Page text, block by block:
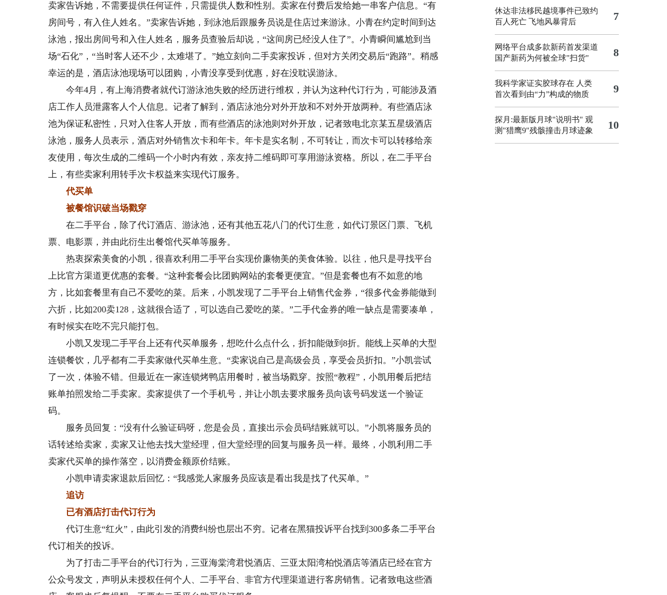
卖家告诉她，不需要提供任何证件，只需提供人数和性别。卖家在付费后发给她一串客户信息。“有
房间号，有入住人姓名。”卖家告诉她，到泳池后跟服务员说是住店过来游泳。小青在约定时间到达
泳池，报出房间号和入住人姓名，服务员查验后却说，“这间房已经没人住了”。小青瞬间尴尬到当
场“石化”，“当时客人还不少，太难堪了。”她立刻向二手卖家投诉，但对方关闭交易后“跑路”。稍感
幸运的是，酒店泳池现场可以团购，小青没享受到优惠，好在没耽误游泳。
今年4月，有上海消费者就代订游泳池失败的经历进行维权，并认为这种代订行为，可能涉及酒
店工作人员泄露客人个人信息。记者了解到，酒店泳池分对外开放和不对外开放两种。有些酒店泳
池为保证私密性，只对入住客人开放，而有些酒店的泳池则对外开放，记者致电北京某五星级酒店
泳池，服务人员表示，酒店对外销售次卡和年卡。年卡是实名制，不可转让，而次卡可以转移给亲
友使用，每次生成的二维码一个小时内有效，亲友持二维码即可享用游泳资格。所以，在二手平台
上，有些卖家利用转手次卡权益来实现代订服务。
代买单
被餐馆识破当场戳穿
在二手平台，除了代订酒店、游泳池，还有其他五花八门的代订生意，如代订景区门票、飞机
票、电影票，并由此衍生出餐馆代买单等服务。
热衷探索美食的小凯，很喜欢利用二手平台实现价廉物美的美食体验。以往，他只是寻找平台
上比官方渠道更优惠的套餐。“这种套餐会比团购网站的套餐更便宜。”但是套餐也有不如意的地
方，比如套餐里有自己不爱吃的菜。后来，小凯发现了二手平台上销售代金券，“很多代金券能做到
六折，比如200卖128，这就很合适了，可以选自己爱吃的菜。”二手代金券的唯一缺点是需要凑单，
有时候实在吃不完只能打包。
小凯又发现二手平台上还有代买单服务，想吃什么点什么，折扣能做到8折。能线上买单的大型
连锁餐饮，几乎都有二手卖家做代买单生意。“卖家说自己是高级会员，享受会员折扣。”小凯尝试
了一次，体验不错。但最近在一家连锁烤鸭店用餐时，被当场戳穿。按照“教程”，小凯用餐后把结
账单拍照发给二手卖家。卖家提供了一个手机号，并让小凯去要求服务员向该号码发送一个验证
码。
服务员回复：“没有什么验证码呀，您是会员，直接出示会员码结账就可以。”小凯将服务员的
话转述给卖家，卖家又让他去找大堂经理，但大堂经理的回复与服务员一样。最终，小凯利用二手
卖家代买单的操作落空，以消费金额原价结账。
小凯申请卖家退款后回忆：“我感觉人家服务员应该是看出我是找了代买单。”
追访
已有酒店打击代订行为
代订生意“红火”，由此引发的消费纠纷也层出不穷。记者在黑猫投诉平台找到300多条二手平台
代订相关的投诉。
为了打击二手平台的代订行为，三亚海棠湾君悦酒店、三亚太阳湾柏悦酒店等酒店已经在官方
公众号发文，声明从未授权任何个人、二手平台、非官方代理渠道进行客房销售。记者致电这些酒
休达非法移民越境事件已致约
百人死亡 飞地风暴背后 7
网络平台成多款新药首发渠道
国产新药为何被全球"扫货"
8
我科学家证实胶球存在 人类
首次看到由“力”构成的物质
9
探月:最新版月球"说明书" 观
测"猎鹰9"残骸撞击月球迹象
10